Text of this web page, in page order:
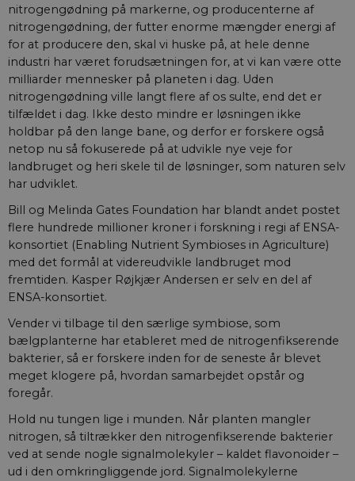
nitrogengødning på markerne, og producenterne af
nitrogengødning, der futter enorme mængder energi af
for at producere den, skal vi huske på, at hele denne
industri har været forudsætningen for, at vi kan være otte
milliarder mennesker på planeten i dag. Uden
nitrogengødning ville langt flere af os sulte, end det er
tilfældet i dag. Ikke desto mindre er løsningen ikke
holdbar på den lange bane, og derfor er forskere også
netop nu så fokuserede på at udvikle nye veje for
landbruget og heri skele til de løsninger, som naturen selv
har udviklet.
Bill og Melinda Gates Foundation har blandt andet postet
flere hundrede millioner kroner i forskning i regi af ENSA-
konsortiet (Enabling Nutrient Symbioses in Agriculture)
med det formål at videreudvikle landbruget mod
fremtiden. Kasper Røjkjær Andersen er selv en del af
ENSA-konsortiet.
Vender vi tilbage til den særlige symbiose, som
bælgplanterne har etableret med de nitrogenfikserende
bakterier, så er forskere inden for de seneste år blevet
meget klogere på, hvordan samarbejdet opstår og
foregår.
Hold nu tungen lige i munden. Når planten mangler
nitrogen, så tiltrækker den nitrogenfikserende bakterier
ved at sende nogle signalmolekyler – kaldet flavonoider –
ud i den omkringliggende jord. Signalmolekylerne